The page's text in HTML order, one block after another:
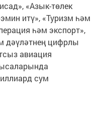
«Азык-төлек
итү», «Туризм һәм
һәм экспорт»,
дәүләтнең цифрлы
авиация
сум